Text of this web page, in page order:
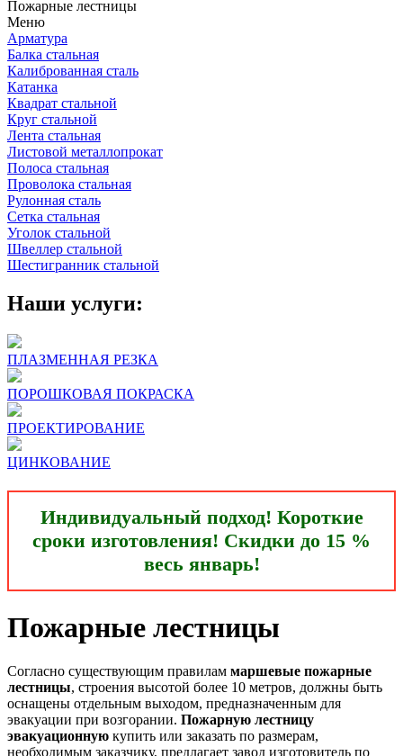
Пожарные лестницы
Меню
Арматура
Балка стальная
Калиброванная сталь
Катанка
Квадрат стальной
Круг стальной
Лента стальная
Листовой металлопрокат
Полоса стальная
Проволока стальная
Рулонная сталь
Сетка стальная
Уголок стальной
Швеллер стальной
Шестигранник стальной
Наши услуги:
ПЛАЗМЕННАЯ РЕЗКА
ПОРОШКОВАЯ ПОКРАСКА
ПРОЕКТИРОВАНИЕ
ЦИНКОВАНИЕ
Индивидуальный подход! Короткие
сроки изготовления! Скидки до 15 %
весь январь!
Пожарные лестницы
Согласно существующим правилам маршевые пожарные
лестницы, строения высотой более 10 метров, должны быть
оснащены отдельным выходом, предназначенным для
эвакуации при возгорании. Пожарную лестницу
эвакуационную купить или заказать по размерам,
необходимым заказчику, предлагает завод изготовитель по